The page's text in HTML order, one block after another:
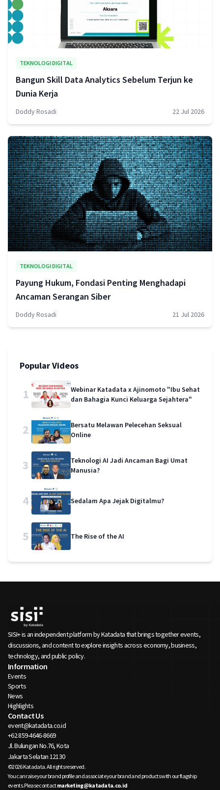
TEKNOLOGI DIGITAL
Bangun Skill Data Analytics Sebelum Terjun ke
Dunia Kerja
Doddy Rosadi 22 Jul 2026
TEKNOLOGI DIGITAL
Payung Hukum, Fondasi Penting Menghadapi
Ancaman Serangan Siber
Doddy Rosadi 21 Jul 2026
Popular Videos
1
Webinar Katadata x Ajinomoto "Ibu Sehat
dan Bahagia Kunci Keluarga Sejahtera"
2
Bersatu Melawan Pelecehan Seksual
Online
3
Teknologi AI Jadi Ancaman Bagi Umat
Manusia?
4 Sedalam Apa Jejak Digitalmu?
5 The Rise of the AI
SISI+ is an independent platform by Katadata that brings together events,
discussions, and content to explore insights across economy, business,
technology, and public policy.
Information
Events
Sports
News
Highlights
Contact Us
event@katadata.co.id
+62 859-4646-8669
Jl. Bulungan No.76, Kota
Jakarta Selatan 12130
©2026 Katadata. All rights reserved.
You can raise your brand profile and associate your brand and products with our flagship
events. Please contactmarketing@katadata.co.id